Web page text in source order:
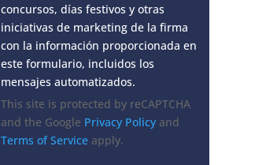
concursos, días festivos y otras
iniciativas de marketing de la firma
con la información proporcionada en
este formulario, incluidos los
mensajes automatizados.
This site is protected by reCAPTCHA
and the Google Privacy Policy and
Terms of Service apply.